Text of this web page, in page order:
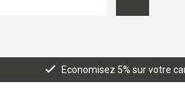
Economisez 5% sur votre